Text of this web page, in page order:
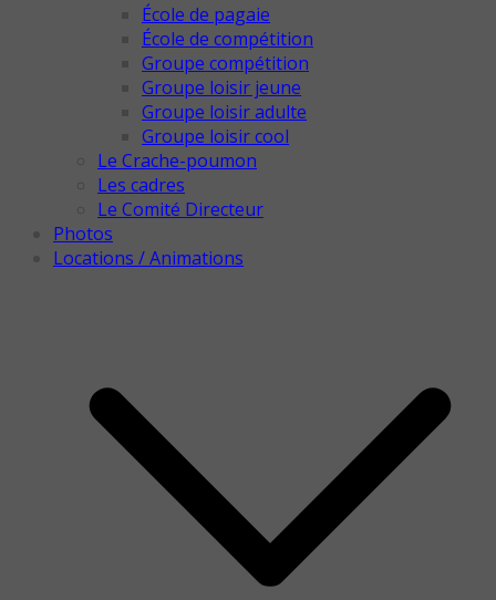
École de pagaie
École de compétition
Groupe compétition
Groupe loisir jeune
Groupe loisir adulte
Groupe loisir cool
Le Crache-poumon
Les cadres
Le Comité Directeur
Photos
Locations / Animations